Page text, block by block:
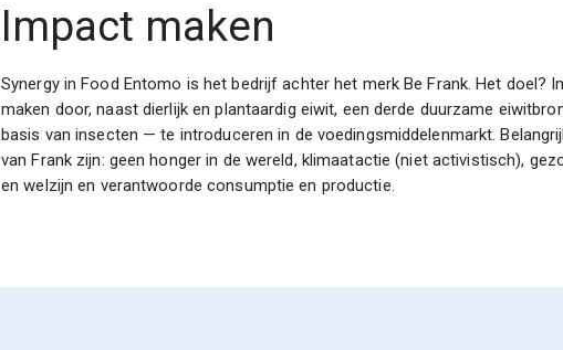
Impact maken
Synergy in Food Entomo is het bedrijf achter het merk Be Frank. Het doel?
maken door, naast dierlijk en plantaardig eiwit, een derde duurzame
basis van insecten — te introduceren in de voedingsmiddelenmarkt.
van Frank zijn: geen honger in de wereld, klimaatactie (niet activistisch),
en welzijn en verantwoorde consumptie en productie.